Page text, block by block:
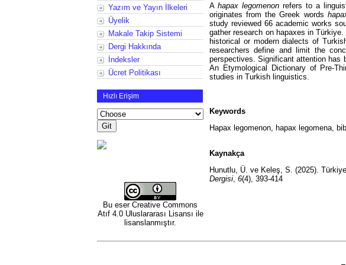
Yazım ve Yayın İlkeleri
Üyelik
Makale Takip Sistemi
Dergi Hakkında
İndeksler
Ücret Politikası
Hızlı Erişim
Bu eser Creative Commons
Atıf 4.0 Uluslararası Lisansı ile
lisanslanmıştır.
A hapax legomenonrefers to a
originates from the Greek words
study reviewed 66 academic works
gather research on hapaxes in
historical or modern dialects of
researchers define and limit the
perspectives. Significant attention has
An Etymological Dictionary of Pre-
studies in Turkish linguistics.
Keywords
Hapax legomenon, hapax legomena,
Kaynakça
Hunutlu, Ü. ve Keleş, S. (2025).
Dergisi 6(4), 393-414